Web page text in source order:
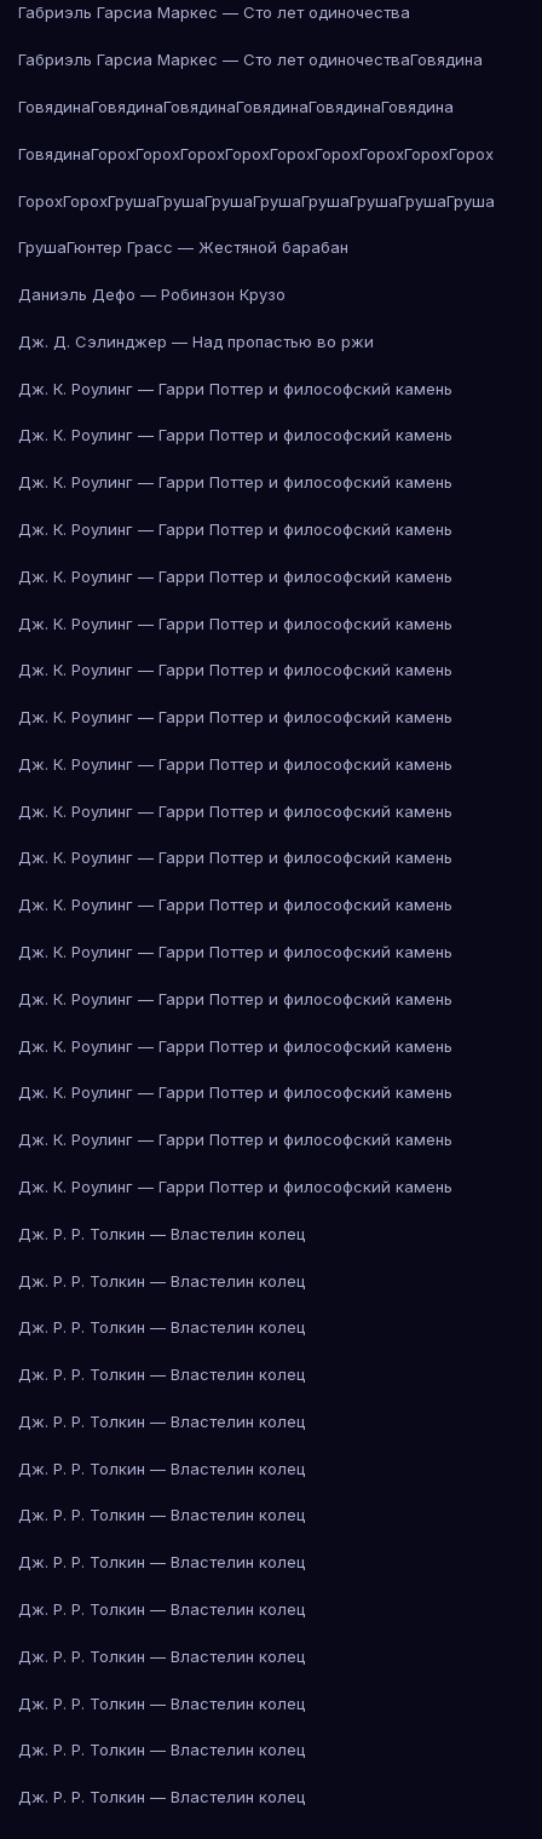
Габриэль Гарсиа Маркес — Сто лет одиночества
Габриэль Гарсиа Маркес — Сто лет одиночестваГовядина
ГовядинаГовядинаГовядинаГовядинаГовядинаГовядина
ГовядинаГорохГорохГорохГорохГорохГорохГорохГорохГорох
ГорохГорохГрушаГрушаГрушаГрушаГрушаГрушаГрушаГруша
ГрушаГюнтер Грасс — Жестяной барабан
Даниэль Дефо — Робинзон Крузо
Дж. Д. Сэлинджер — Над пропастью во ржи
Дж. К. Роулинг — Гарри Поттер и философский камень
Дж. К. Роулинг — Гарри Поттер и философский камень
Дж. К. Роулинг — Гарри Поттер и философский камень
Дж. К. Роулинг — Гарри Поттер и философский камень
Дж. К. Роулинг — Гарри Поттер и философский камень
Дж. К. Роулинг — Гарри Поттер и философский камень
Дж. К. Роулинг — Гарри Поттер и философский камень
Дж. К. Роулинг — Гарри Поттер и философский камень
Дж. К. Роулинг — Гарри Поттер и философский камень
Дж. К. Роулинг — Гарри Поттер и философский камень
Дж. К. Роулинг — Гарри Поттер и философский камень
Дж. К. Роулинг — Гарри Поттер и философский камень
Дж. К. Роулинг — Гарри Поттер и философский камень
Дж. К. Роулинг — Гарри Поттер и философский камень
Дж. К. Роулинг — Гарри Поттер и философский камень
Дж. К. Роулинг — Гарри Поттер и философский камень
Дж. К. Роулинг — Гарри Поттер и философский камень
Дж. К. Роулинг — Гарри Поттер и философский камень
Дж. Р. Р. Толкин — Властелин колец
Дж. Р. Р. Толкин — Властелин колец
Дж. Р. Р. Толкин — Властелин колец
Дж. Р. Р. Толкин — Властелин колец
Дж. Р. Р. Толкин — Властелин колец
Дж. Р. Р. Толкин — Властелин колец
Дж. Р. Р. Толкин — Властелин колец
Дж. Р. Р. Толкин — Властелин колец
Дж. Р. Р. Толкин — Властелин колец
Дж. Р. Р. Толкин — Властелин колец
Дж. Р. Р. Толкин — Властелин колец
Дж. Р. Р. Толкин — Властелин колец
Дж. Р. Р. Толкин — Властелин колец